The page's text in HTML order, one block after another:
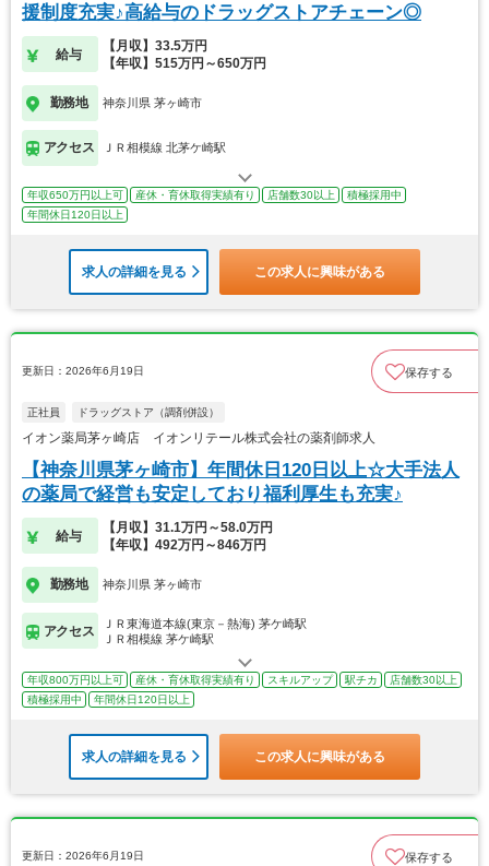
援制度充実♪高給与のドラッグストアチェーン◎
給与
【月収】33.5万円
【年収】515万円～650万円
勤務地 神奈川県 茅ヶ崎市
アクセス ＪＲ相模線 北茅ケ崎駅
年収650万円以上可 産休・育休取得実績有り 店舗数30以上
積極採用中
年間休日120日以上
求人の詳細を見る この求人に興味がある
更新日：2026年6月19日 保存する
正社員 ドラッグストア（調剤併設）
イオン薬局茅ヶ崎店 イオンリテール株式会社の薬剤師求人
【神奈川県茅ヶ崎市】年間休日120日以上☆大手法人
の薬局で経営も安定しており福利厚生も充実♪
給与
【月収】31.1万円～58.0万円
【年収】492万円～846万円
勤務地 神奈川県 茅ヶ崎市
アクセス
ＪＲ東海道本線(東京－熱海) 茅ケ崎駅
ＪＲ相模線 茅ケ崎駅
年収800万円以上可 産休・育休取得実績有り スキルアップ 駅チカ
店舗数30以上
積極採用中
年間休日120日以上
求人の詳細を見る この求人に興味がある
更新日：2026年6月19日 保存する